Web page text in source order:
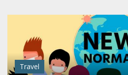
Travel